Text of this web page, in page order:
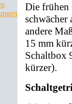
Die frühen
schwächer
andere
15 mm
Schaltbox
kürzer).